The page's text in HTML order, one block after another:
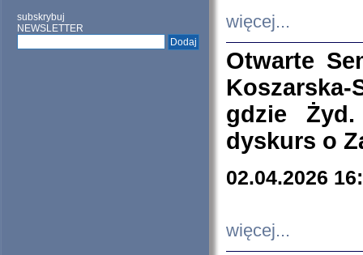
subskrybuj
NEWSLETTER
więcej...
Otwarte
Koszarska-
gdzie
dyskurs o
02.04.2026
więcej...